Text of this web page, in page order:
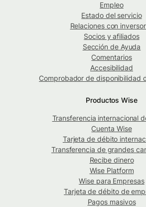
Empleo
Estado del servicio
Relaciones con
Socios y afiliados
Sección de Ayuda
Comentarios
Accesibilidad
Comprobador de disponibilidad
Productos Wise
Transferencia internacional
Cuenta Wise
Tarjeta de débito
Transferencia de grandes
Recibe dinero
Wise Platform
Wise para Empresas
Tarjeta de débito de
Pagos masivos